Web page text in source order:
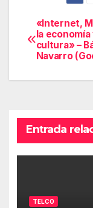
de
«Internet,
la economía
cultura» –
Navarro
Entrada
TELCO